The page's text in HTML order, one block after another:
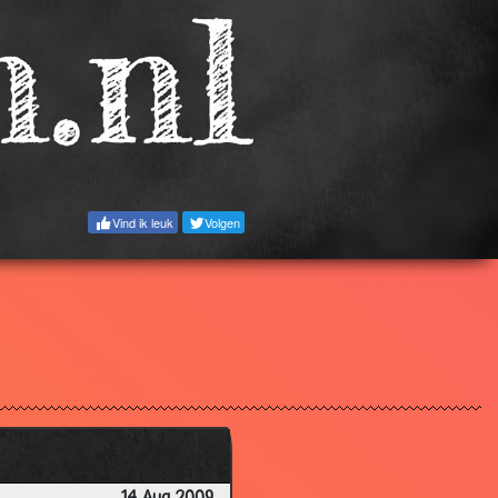
Vind ik leuk Volgen
2.87
3.65
2.99
3.21
3.56